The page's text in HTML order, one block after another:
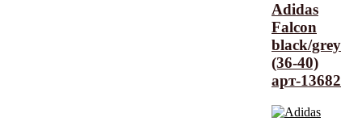
Adidas
Falcon
black/grey
(36-40)
арт-13682